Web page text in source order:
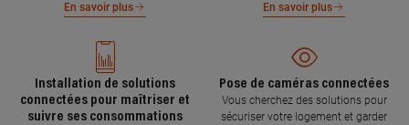
En savoir plus
En savoir plus
Installation de solutions
connectées pour maîtriser et
suivre ses consommations
Pose de caméras connectées
Vous cherchez des solutions pour
sécuriser votre logement et garder